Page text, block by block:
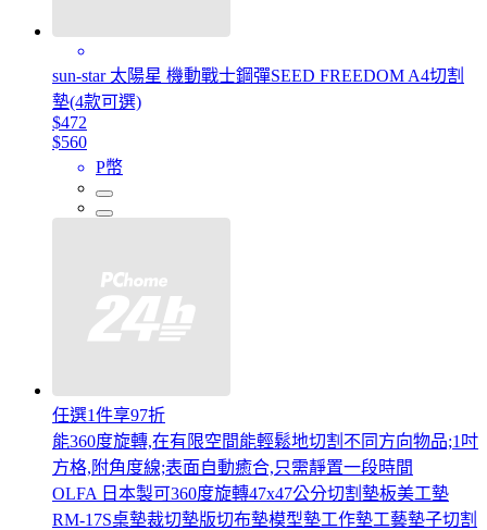
sun-star 太陽星 機動戰士鋼彈SEED FREEDOM A4切割
墊(4款可選)
$472
$560
P幣
任選1件享97折
能360度旋轉,在有限空間能輕鬆地切割不同方向物品;1吋
方格,附角度線;表面自動癒合,只需靜置一段時間
OLFA 日本製可360度旋轉47x47公分切割墊板美工墊
RM-17S桌墊裁切墊版切布墊模型墊工作墊工藝墊子切割